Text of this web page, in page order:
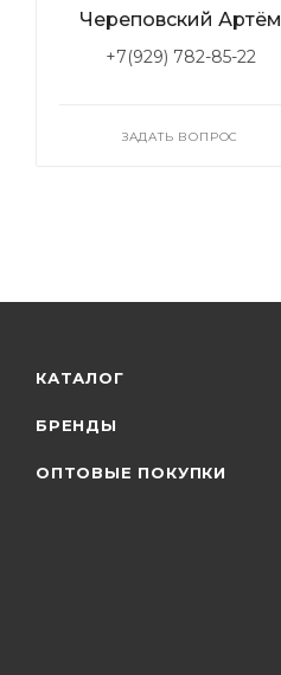
Череповский Артём
+7(929) 782-85-22
ЗАДАТЬ ВОПРОС
КАТАЛОГ
БРЕНДЫ
ОПТОВЫЕ ПОКУПКИ